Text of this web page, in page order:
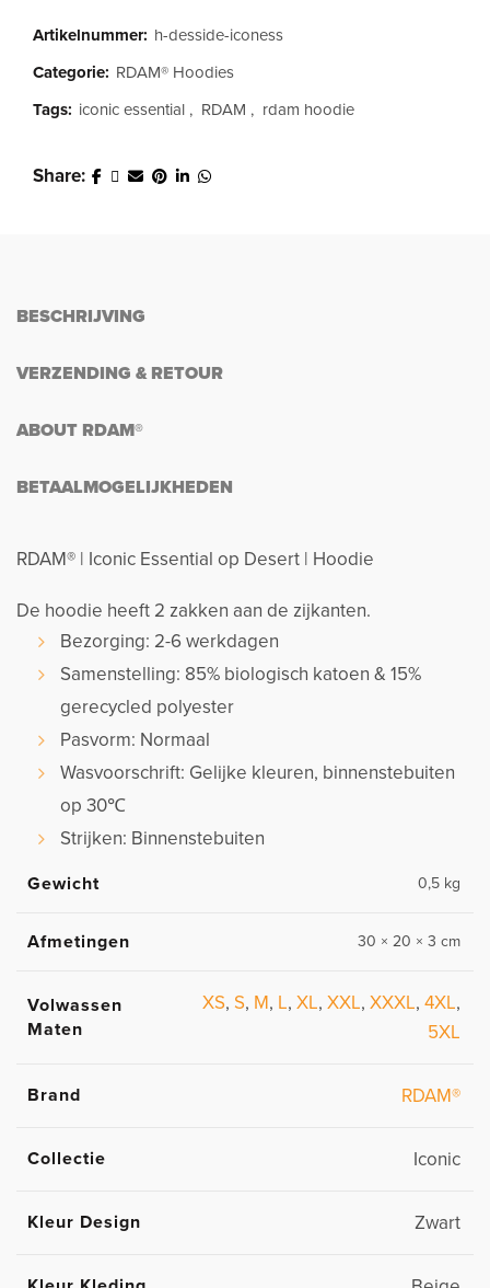
Artikelnummer: h-desside-iconess
Categorie: RDAM® Hoodies
Tags: iconic essential , RDAM , rdam hoodie
Share
BESCHRIJVING
VERZENDING & RETOUR
ABOUT RDAM®
BETAALMOGELIJKHEDEN
RDAM® | Iconic Essential op Desert | Hoodie
De hoodie heeft 2 zakken aan de zijkanten.
Bezorging: 2-6 werkdagen
Samenstelling: 85% biologisch katoen & 15%
gerecycled polyester
Pasvorm: Normaal
Wasvoorschrift: Gelijke kleuren, binnenstebuiten
op 30℃
Strijken: Binnenstebuiten
Gewicht 0,5 kg
Afmetingen 30 × 20 × 3 cm
Volwassen
Maten
XS, S, M, L, XL, XXL, XXXL, 4XL,
5XL
Brand RDAM®
Collectie Iconic
Kleur Design Zwart